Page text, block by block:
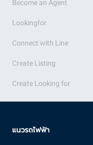
Become an Agent
Lookingfor
Connect with Line
Create Listing
Create Looking for
แนวรถไฟฟ้า